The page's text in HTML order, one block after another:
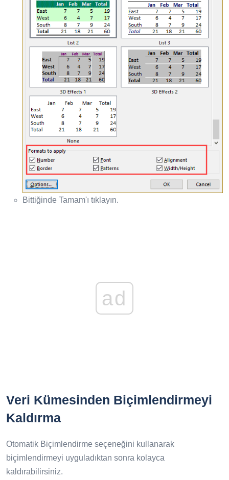
Bittiğinde Tamam'ı tıklayın.
ad
Veri Kümesinden Biçimlendirmeyi
Kaldırma
Otomatik Biçimlendirme seçeneğini kullanarak
biçimlendirmeyi uyguladıktan sonra kolayca
kaldırabilirsiniz.